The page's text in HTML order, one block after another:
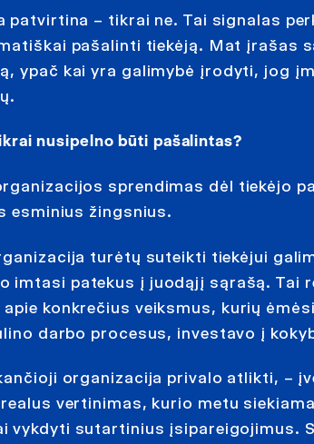
patvirtina – tikrai ne. Tai signalas
pašalinti tiekėją. Mat įrašas
ypač kai yra galimybė įrodyti, jog
nusipelno būti pašalintas?
sprendimas dėl tiekėjo
esminius žingsnius.
turėtų suteikti tiekėjui
imtasi patekus į juodąjį sąrašą.
konkrečius veiksmus, kurių
darbo procesus, investavo į
organizacija privalo atlikti, –
vertinimas, kurio metu
vykdyti sutartinius įsipareigojimus.